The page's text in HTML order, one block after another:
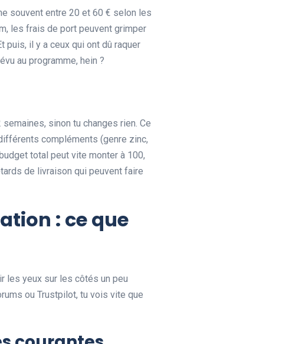
souvent entre 20 et 60 € selon les
les frais de port peuvent grimper
puis, il y a ceux qui ont dû raquer
au programme, hein ?
sinon tu changes rien. Ce
compléments (genre zinc,
total peut vite monter à 100,
de livraison qui peuvent faire
: ce que
les yeux sur les côtés un peu
ou Trustpilot, tu vois vite que